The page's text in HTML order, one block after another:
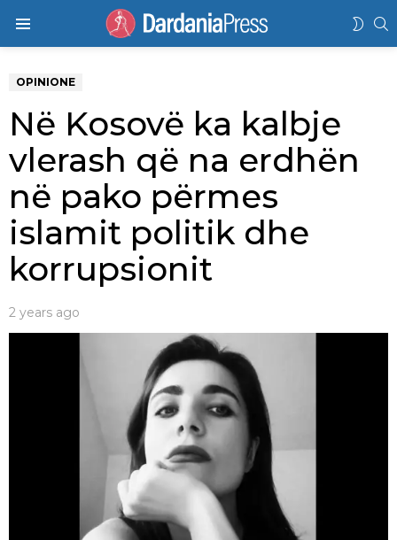
OPINIONE
Në Kosovë ka kalbje
vlerash që na erdhën
në pako përmes
islamit politik dhe
korrupsionit
2 years ago